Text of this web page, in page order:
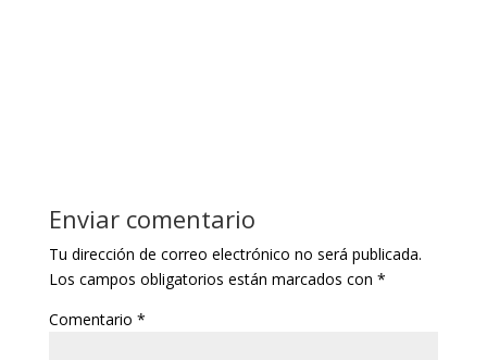
Enviar comentario
Tu dirección de correo electrónico no será publicada.
Los campos obligatorios están marcados con *
Comentario *